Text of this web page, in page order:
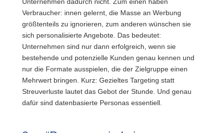
Verbraucher: innen gelernt, die Masse an Werbung
größtenteils zu ignorieren, zum anderen wünschen sie
sich personalisierte Angebote. Das bedeutet:
Unternehmen sind nur dann erfolgreich, wenn sie
bestehende und potenzielle Kunden genau kennen und
nur die Formate ausspielen, die der Zielgruppe einen
Mehrwert bringen. Kurz: Gezieltes Targeting statt
Streuverluste lautet das Gebot der Stunde. Und genau
dafür sind datenbasierte Personas essentiell.